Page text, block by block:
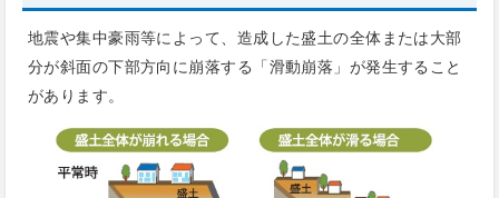
地震や集中豪雨等によって、造成した盛土の全体または大部
分が斜面の下部方向に崩落する「滑動崩落」が発生すること
があります。